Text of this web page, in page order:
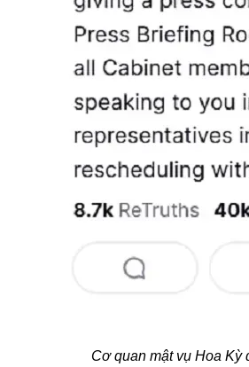
Cơ quan mật vụ Hoa Kỳ